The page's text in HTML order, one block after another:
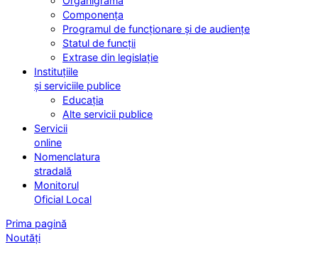
Componența
Programul de funcționare și de audiențe
Statul de funcții
Extrase din legislație
Instituțiile
și serviciile publice
Educația
Alte servicii publice
Servicii
online
Nomenclatura
stradală
Monitorul
Oficial Local
Prima pagină
Noutăți